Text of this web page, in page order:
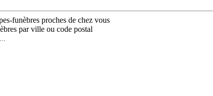
funèbres proches de chez vous
par ville ou code postal